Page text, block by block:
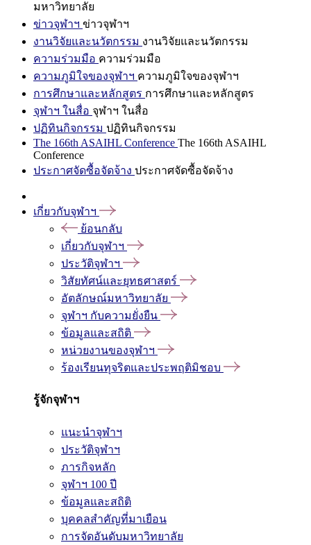
มหาวิทยาลัย
ข่าวจุฬาฯ ข่าวจุฬาฯ
งานวิจัยและนวัตกรรม งานวิจัยและนวัตกรรม
ความร่วมมือ ความร่วมมือ
ความภูมิใจของจุฬาฯ ความภูมิใจของจุฬาฯ
การศึกษาและหลักสูตร การศึกษาและหลักสูตร
จุฬาฯ ในสื่อ จุฬาฯ ในสื่อ
ปฏิทินกิจกรรม ปฏิทินกิจกรรม
The 166th ASAIHL Conference The 166th ASAIHL
Conference
ประกาศจัดซื้อจัดจ้าง ประกาศจัดซื้อจัดจ้าง
เกี่ยวกับจุฬาฯ
ย้อนกลับ
เกี่ยวกับจุฬาฯ
ประวัติจุฬาฯ
วิสัยทัศน์และยุทธศาสตร์
อัตลักษณ์มหาวิทยาลัย
จุฬาฯ กับความยั่งยืน
ข้อมูลและสถิติ
หน่วยงานของจุฬาฯ
ร้องเรียนทุจริตและประพฤติมิชอบ
รู้จักจุฬาฯ
แนะนำจุฬาฯ
ประวัติจุฬาฯ
ภารกิจหลัก
จุฬาฯ 100 ปี
ข้อมูลและสถิติ
บุคคลสำคัญที่มาเยือน
การจัดอันดับมหาวิทยาลัย